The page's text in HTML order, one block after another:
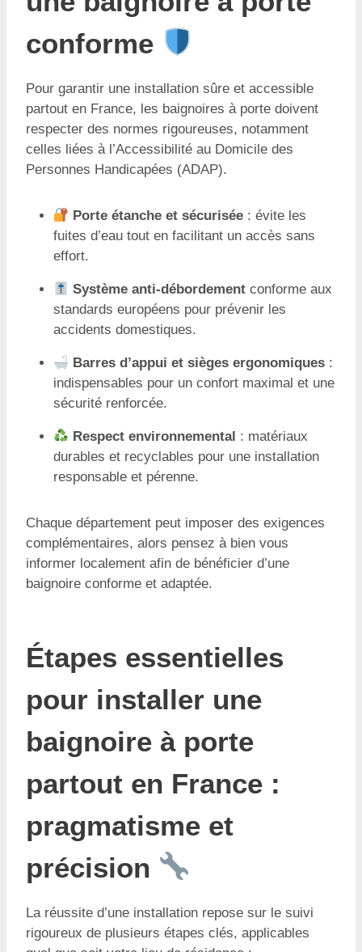
conforme
Pour garantir une installation sûre et accessible
partout en France, les baignoires à porte doivent
respecter des normes rigoureuses, notamment
celles liées à l’Accessibilité au Domicile des
Personnes Handicapées (ADAP).
Porte étanche et sécurisée : évite les
fuites d’eau tout en facilitant un accès sans
effort.
Système anti-débordement conforme aux
standards européens pour prévenir les
accidents domestiques.
Barres d’appui et sièges ergonomiques :
indispensables pour un confort maximal et une
sécurité renforcée.
Respect environnemental : matériaux
durables et recyclables pour une installation
responsable et pérenne.
Chaque département peut imposer des exigences
complémentaires, alors pensez à bien vous
informer localement afin de bénéficier d’une
baignoire conforme et adaptée.
Étapes essentielles
pour installer une
baignoire à porte
partout en France :
pragmatisme et
précision
La réussite d’une installation repose sur le suivi
rigoureux de plusieurs étapes clés, applicables